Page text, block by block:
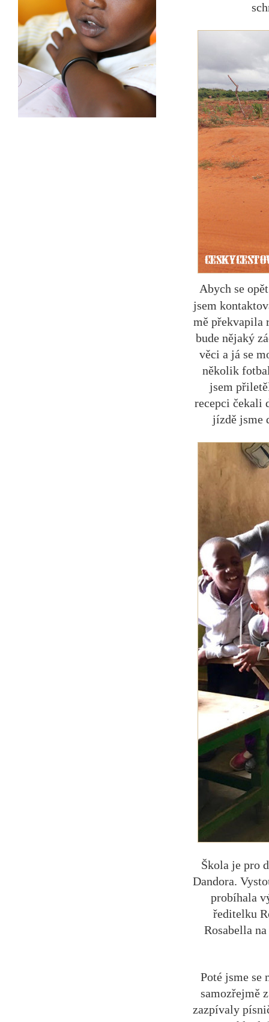
Abych se
jsem
mě překvapila
bude nějaký
věci a já se
několik
jsem
recepci čekali
jízdě jsme
Škola je pro
Dandora.
probíhala
ředitelku
Rosabella
Poté jsme
samozřejmě
zazpívaly